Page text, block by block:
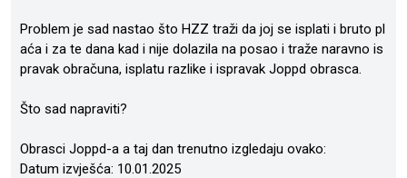
Problem je sad nastao što HZZ traži da joj se isplati i bruto pl
aća i za te dana kad i nije dolazila na posao i traže naravno is
pravak obračuna, isplatu razlike i ispravak Joppd obrasca.
Što sad napraviti?
Obrasci Joppd-a a taj dan trenutno izgledaju ovako:
Datum izvješća: 10.01.2025